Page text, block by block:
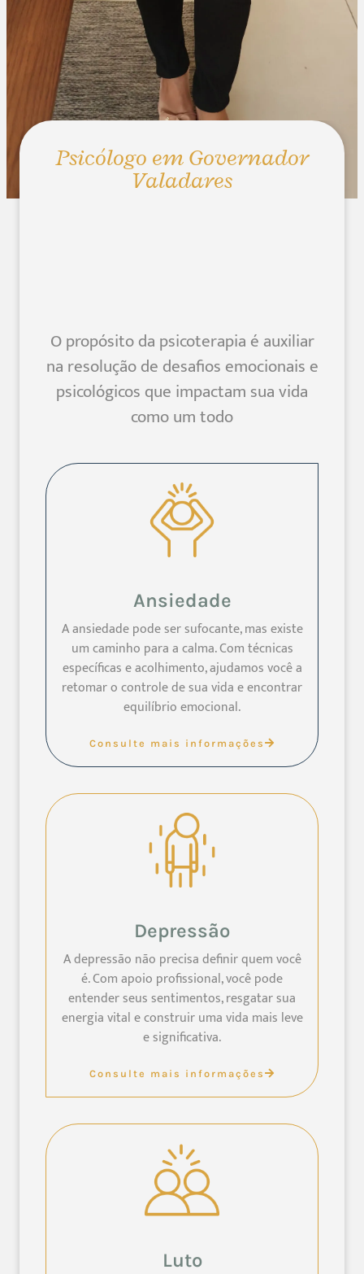
Psicólogo em Governador
Valadares
O propósito da psicoterapia é auxiliar
na resolução de desafios emocionais e
psicológicos que impactam sua vida
como um todo
Ansiedade
A ansiedade pode ser sufocante, mas existe
um caminho para a calma. Com técnicas
específicas e acolhimento, ajudamos você a
retomar o controle de sua vida e encontrar
equilíbrio emocional.
Consulte mais informações
Depressão
A depressão não precisa definir quem você
é. Com apoio profissional, você pode
entender seus sentimentos, resgatar sua
energia vital e construir uma vida mais leve
e significativa.
Consulte mais informações
Luto